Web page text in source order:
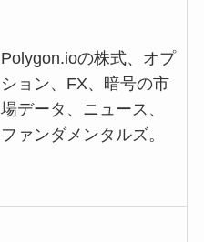
Polygon.ioの株式、オプ
ション、FX、暗号の市
場データ、ニュース、
ファンダメンタルズ。